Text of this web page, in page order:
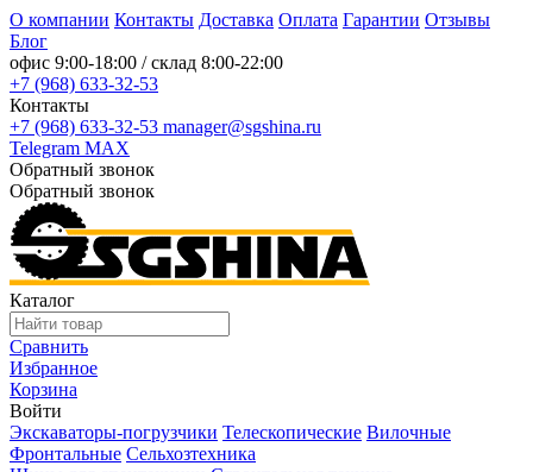
О компании Контакты Доставка Оплата Гарантии Отзывы
Блог
офис 9:00-18:00 / склад 8:00-22:00
+7 (968) 633-32-53
Контакты
+7 (968) 633-32-53 manager@sgshina.ru
Telegram MAX
Обратный звонок
Обратный звонок
Каталог
Сравнить
Избранное
Корзина
Войти
Экскаваторы-погрузчики Телескопические Вилочные
Фронтальные Сельхозтехника